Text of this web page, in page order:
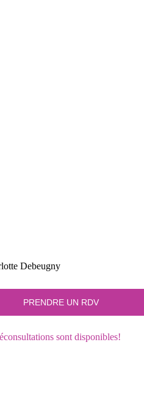
sont disponibles!